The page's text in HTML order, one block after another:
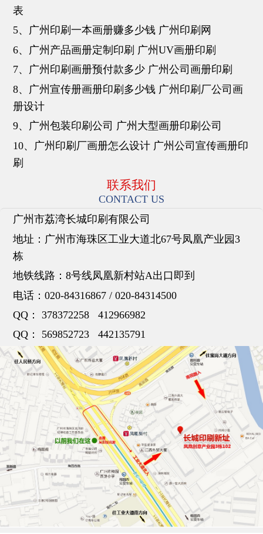
表
5、广州印刷一本画册赚多少钱 广州印刷网
6、广州产品画册定制印刷 广州UV画册印刷
7、广州印刷画册预付款多少 广州公司画册印刷
8、广州宣传册画册印刷多少钱 广州印刷厂公司画
册设计
9、广州包装印刷公司 广州大型画册印刷公司
10、广州印刷厂画册怎么设计 广州公司宣传画册印
刷
联系我们
CONTACT US
广州市荔湾长城印刷有限公司
地址：广州市海珠区工业大道北67号凤凰产业园3
栋
地铁线路：8号线凤凰新村站A出口即到
电话：020-84316867 /020-84314500
QQ：378372258
412966982
QQ： 569852723 442135791